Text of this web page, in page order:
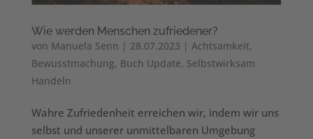
Wie werden Menschen zufriedener?
von Manuela Senn | 28.07.2023 | Achtsamkeit,
Bewusstmachung, Buch Update, Selbstwirksam
Handeln
Wahre Zufriedenheit erreichen wir, indem wir uns
selbst und unserer unmittelbaren Umgebung